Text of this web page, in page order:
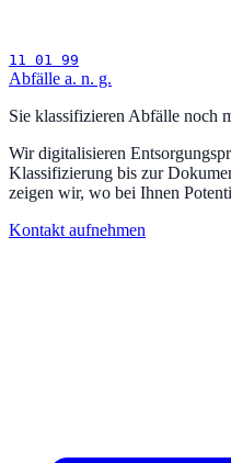
11 01 99
Abfälle a. n. g.
Sie klassifizieren Abfälle noch
Wir digitalisieren
Klassifizierung bis zur
zeigen wir, wo bei Ihnen
Kontakt aufnehmen